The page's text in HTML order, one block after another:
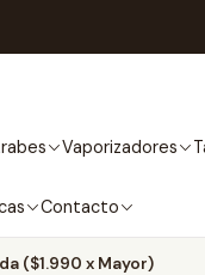
Vaporizadores
Contacto
($1.990 x Mayor)